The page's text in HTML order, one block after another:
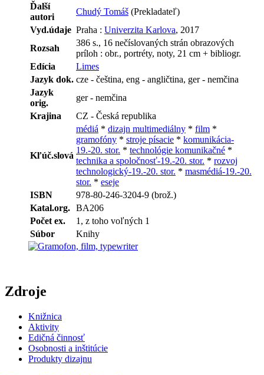
Ďalší
autori
Chudý Tomáš (Prekladateľ)
Vyd.údaje Praha : Univerzita Karlova, 2017
Rozsah
386 s., 16 nečíslovaných strán obrazových
príloh : obr., portréty, noty, 21 cm + bibliogr.
Edícia
Limes
Jazyk dok. cze - čeština, eng - angličtina, ger - nemčina
Jazyk
orig.
ger - nemčina
Krajina
CZ - Česká republika
Kľúč.slová
médiá * dizajn multimediálny * film *
gramofóny * stroje písacie * komunikácia-
19.-20. stor. * technológie komunikačné *
technika a spoločnosť-19.-20. stor. * rozvoj
technologický-19.-20. stor. * masmédiá-19.-20.
stor. * eseje
ISBN
978-80-246-3204-9 (brož.)
Katal.org. BA206
Počet ex.
1, z toho voľných 1
Súbor
Knihy
Zdroje
Knižnica
Aktivity
Edičná činnosť
Osobnosti a inštitúcie
Produkty dizajnu